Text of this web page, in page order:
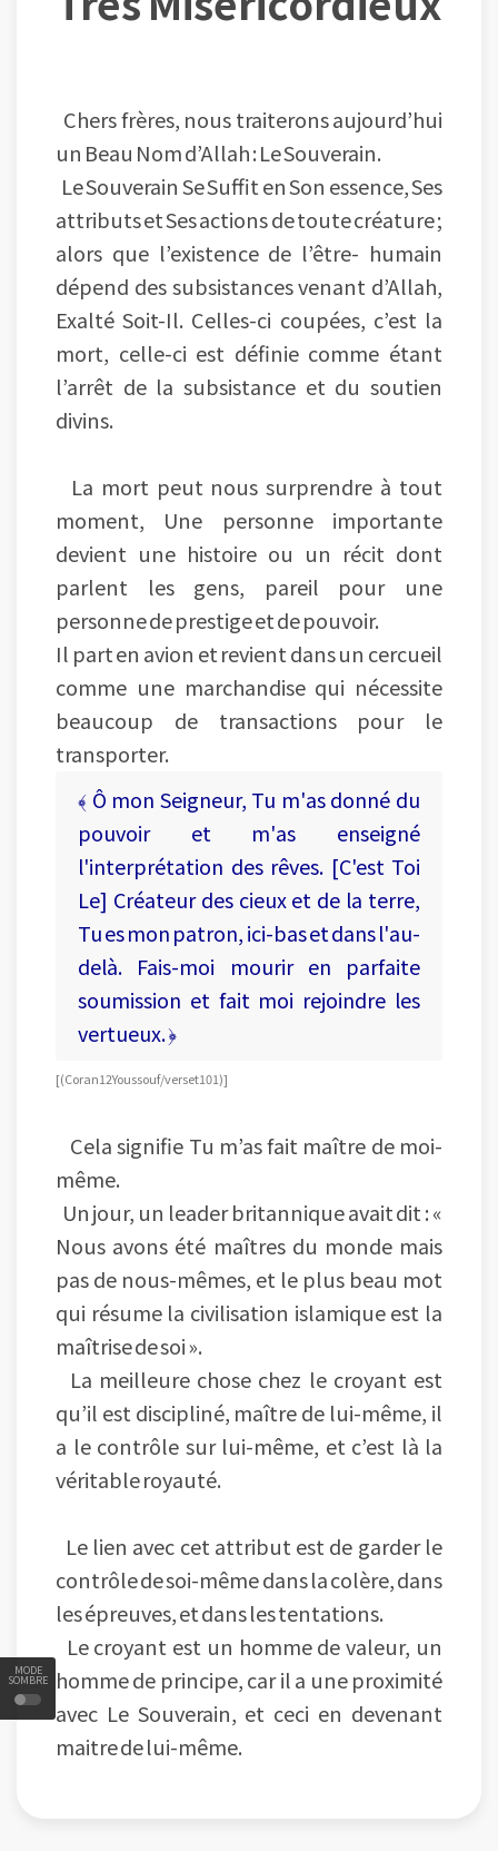
MODE
SOMBRE
Chers frères, nous traiterons aujourd’hui
un Beau Nom d’Allah : Le Souverain.
Le Souverain Se Suffit en Son essence, Ses
attributs et Ses actions de toute créature ;
alors que l’existence de l’être- humain
dépend des subsistances venant d’Allah,
Exalté Soit-Il. Celles-ci coupées, c’est la
mort, celle-ci est définie comme étant
l’arrêt de la subsistance et du soutien
divins.
La mort peut nous surprendre à tout
moment, Une personne importante
devient une histoire ou un récit dont
parlent les gens, pareil pour une
personne de prestige et de pouvoir.
Il part en avion et revient dans un cercueil
comme une marchandise qui nécessite
beaucoup de transactions pour le
transporter.
﴾ Ô mon Seigneur, Tu m'as donné du
pouvoir et m'as enseigné
l'interprétation des rêves. [C'est Toi
Le] Créateur des cieux et de la terre,
Tu es mon patron, ici-bas et dans l'au-
delà. Fais-moi mourir en parfaite
soumission et fait moi rejoindre les
vertueux. ﴿
[ (Coran 12 Youssouf / verset 101) ]
Cela signifie Tu m’as fait maître de moi-
même.
Un jour, un leader britannique avait dit : «
Nous avons été maîtres du monde mais
pas de nous-mêmes, et le plus beau mot
qui résume la civilisation islamique est la
maîtrise de soi ».
La meilleure chose chez le croyant est
qu’il est discipliné, maître de lui-même, il
a le contrôle sur lui-même, et c’est là la
véritable royauté.
Le lien avec cet attribut est de garder le
contrôle de soi-même dans la colère, dans
les épreuves, et dans les tentations.
Le croyant est un homme de valeur, un
homme de principe, car il a une proximité
avec Le Souverain, et ceci en devenant
maitre de lui-même.